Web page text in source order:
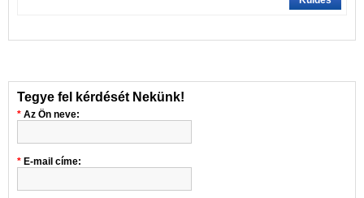
Tegye fel kérdését Nekünk!
Az Ön neve:
E-mail címe: